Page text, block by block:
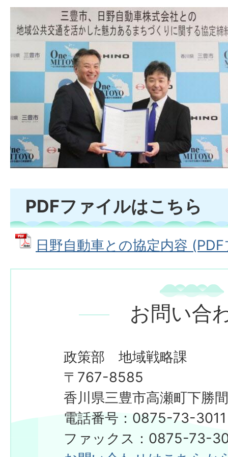
PDFファイルはこちら
日野自動車との協定内容
お問い合
政策部 地域戦略課
​​​​​​​〒767-8585
香川県三豊市高瀬町下勝
電話番号：0875-73-3011
ファックス：0875-73-